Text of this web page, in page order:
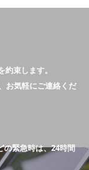
束します。
お気軽にご連絡くだ
緊急時は、24時間